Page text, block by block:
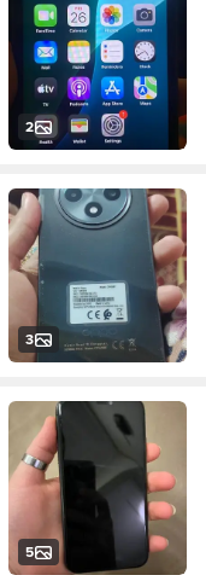
2
3
5